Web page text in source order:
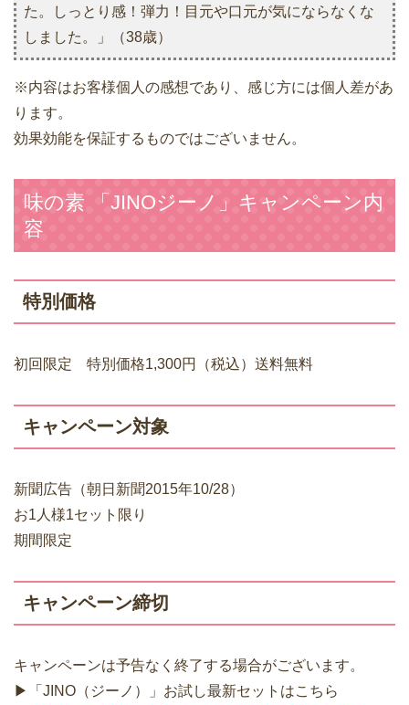
た。しっとり感！弾力！目元や口元が気にならなくな
しました。」（38歳）
※内容はお客様個人の感想であり、感じ方には個人差があ
ります。
効果効能を保証するものではございません。
味の素 「JINOジーノ」キャンペーン内
容
特別価格
初回限定 特別価格1,300円（税込）送料無料
キャンペーン対象
新聞広告（朝日新聞2015年10/28）
お1人様1セット限り
期間限定
キャンペーン締切
キャンペーンは予告なく終了する場合がございます。
▶「JINO（ジーノ）」お試し最新セットはこちら